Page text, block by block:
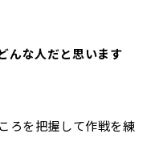
んな人だと思います
ろを把握して作戦を練